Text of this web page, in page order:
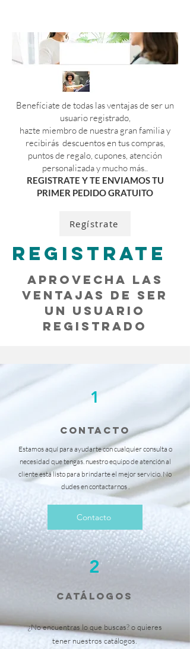
Benefíciate de todas las ventajas de ser un
usuario registrado,
hazte miembrode nuestra gran familia y
recibirás descuentos en tus compras,
puntos de regalo, cupones, atención
personalizada y mucho más..
REGISTRATE Y TE ENVIAMOS TU
PRIMER PEDIDO GRATUITO
Regístrate
REGISTRATE
APROVECHA LAS
VENTAJAS DE SER
UN USUARIO
REGISTRADO
1
CONTACTO
Estamos aquí para ayudarte con cualquier consulta o
necesidad que tengas. nuestro equipo de atención al
cliente está listo para brindarte el mejor servicio. No
dudes en contactarnos .
Contacto
2
catálogos
¿No encuentras lo que buscas? o quieres
tener nuestros catálogos.